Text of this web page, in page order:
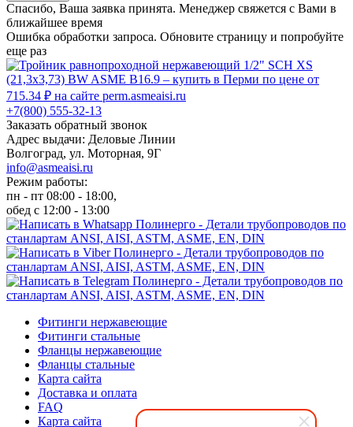
Спасибо, Ваша заявка принята. Менеджер свяжется с Вами в
ближайшее время
Ошибка обработки запроса. Обновите страницу и попробуйте
еще раз
+7(800) 555-32-13
Заказать обратный звонок
Адрес выдачи: Деловые Линии
Волгоград, ул. Моторная, 9Г
info@asmeaisi.ru
Режим работы:
пн - пт 08:00 - 18:00,
обед с 12:00 - 13:00
Фитинги нержавеющие
Фитинги стальные
Фланцы нержавеющие
Фланцы стальные
Карта сайта
Доставка и оплата
FAQ
Карта сайта